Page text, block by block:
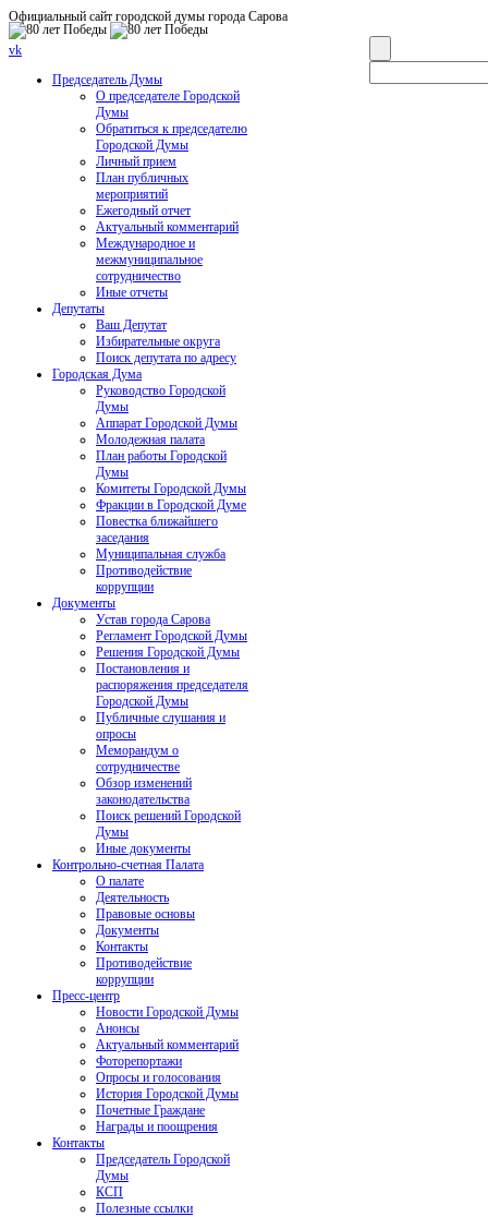
Официальный сайт городской думы города Сарова
vk
Председатель Думы
О председателе Городской
Думы
Обратиться к председателю
Городской Думы
Личный прием
План публичных
мероприятий
Ежегодный отчет
Актуальный комментарий
Международное и
межмуниципальное
сотрудничество
Иные отчеты
Депутаты
Ваш Депутат
Избирательные округа
Поиск депутата по адресу
Городская Дума
Руководство Городской
Думы
Аппарат Городской Думы
Молодежная палата
План работы Городской
Думы
Комитеты Городской Думы
Фракции в Городской Думе
Повестка ближайшего
заседания
Муниципальная служба
Противодействие
коррупции
Документы
Устав города Сарова
Регламент Городской Думы
Решения Городской Думы
Постановления и
распоряжения председателя
Городской Думы
Публичные слушания и
опросы
Меморандум о
сотрудничестве
Обзор изменений
законодательства
Поиск решений Городской
Думы
Иные документы
Контрольно-счетная Палата
О палате
Деятельность
Правовые основы
Документы
Контакты
Противодействие
коррупции
Пресс-центр
Новости Городской Думы
Анонсы
Актуальный комментарий
Фоторепортажи
Опросы и голосования
История Городской Думы
Почетные Граждане
Награды и поощрения
Контакты
Председатель Городской
Думы
КСП
Полезные ссылки